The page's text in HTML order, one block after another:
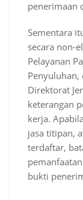
penerimaan
Sementara
secara non-
Pelayanan
Penyuluhan,
Direktorat
keterangan
kerja.
jasa titipan,
terdaftar,
bukti